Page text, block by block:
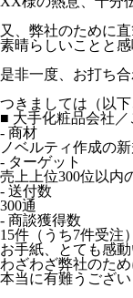
又、弊社のために
素晴らしいことと感
是非一度、お打ち
つきましては（以下
■ 大手化粧品会社
- 商材
ノベルティ作成の
- ターゲット
売上上位300位以内
- 送付数
300通
- 商談獲得数
15件（うち7件受注）
お手紙、とても感動
わざわざ弊社のた
本当に有難うござい